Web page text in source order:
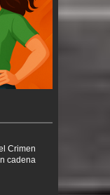
Crimen
cadena